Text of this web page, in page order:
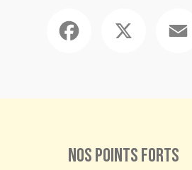
Nos points forts